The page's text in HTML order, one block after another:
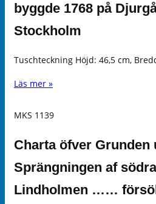
byggde 1768 på
Stockholm
Tuschteckning Höjd: 46,5
Läs mer »
MKS 1139
Charta öfver Grunden
Sprängningen af
Lindholmen ……